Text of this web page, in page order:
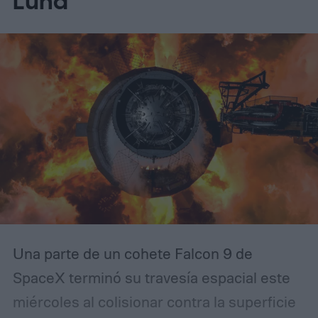
detectar asteroides peligrosos que se
dirigen hacia nosotros (según MIT
Technology Review).
Una parte de un cohete Falcon 9 de
SpaceX terminó su travesía espacial este
miércoles al colisionar contra la superficie